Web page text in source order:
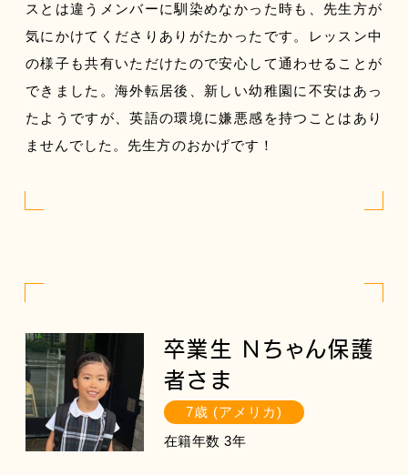
スとは違うメンバーに馴染めなかった時も、先生方が
気にかけてくださりありがたかったです。レッスン中
の様子も共有いただけたので安心して通わせることが
できました。海外転居後、新しい幼稚園に不安はあっ
たようですが、英語の環境に嫌悪感を持つことはあり
ませんでした。先生方のおかげです！
卒業生 Nちゃん保護
者さま
7歳 (アメリカ)
在籍年数 3年